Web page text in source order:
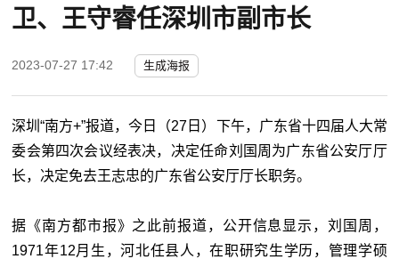
卫、王守睿任深圳市副市长
2023-07-27 17:42 生成海报
深圳“南方+”报道，今日（27日）下午，广东省十四届人大常
委会第四次会议经表决，决定任命刘国周为广东省公安厅厅
长，决定免去王志忠的广东省公安厅厅长职务。
据《南方都市报》之此前报道，公开信息显示，刘国周，
1971年12月生，河北任县人，在职研究生学历，管理学硕